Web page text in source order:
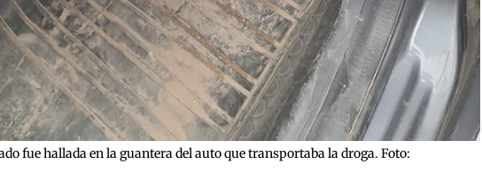
fue hallada en la guantera del auto que transportaba la droga. Foto: